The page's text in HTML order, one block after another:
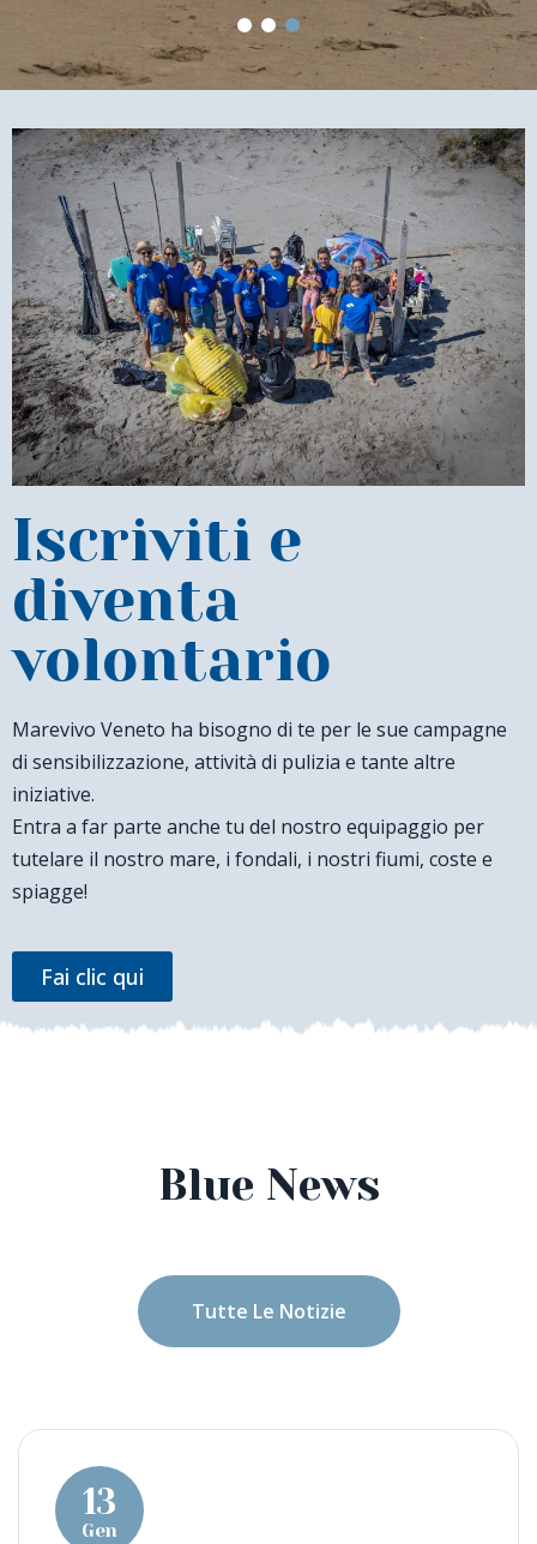
Iscriviti e
diventa
volontario
Marevivo Veneto ha bisogno di te per le sue campagne
di sensibilizzazione, attività di pulizia e tante altre
iniziative.
Entra a far parte anche tu del nostro equipaggio per
tutelare il nostro mare, i fondali, i nostri fiumi, coste e
spiagge!
Fai clic qui
Blue News
Tutte Le Notizie
13
Gen